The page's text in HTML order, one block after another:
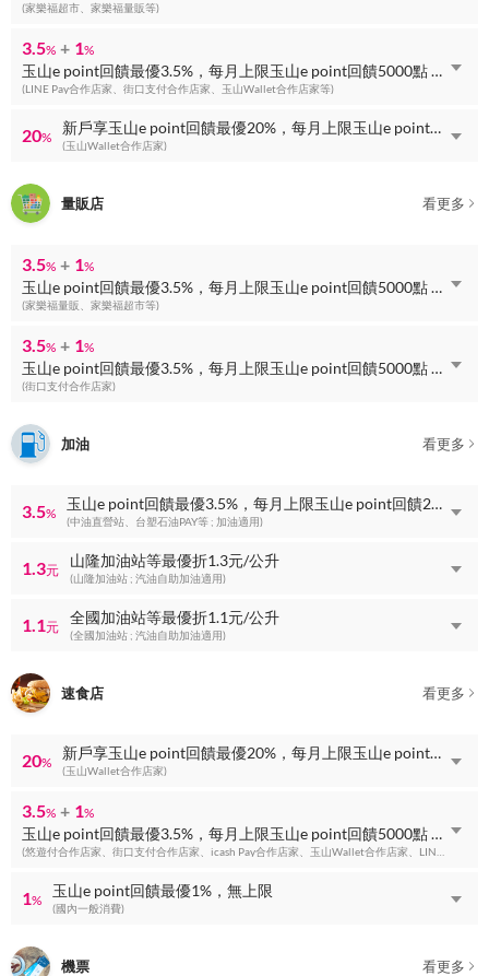
(家樂福超市、家樂福量販等)
3.5% + 1%
玉山e point回饋最優3.5%，每月上限玉山e point回饋5000點 + 玉山e point回饋最優1%，無上限
(LINE Pay合作店家、街口支付合作店家、玉山Wallet合作店家等)
20%
新戶享玉山e point回饋最優20%，每月上限玉山e point回饋300點
(玉山Wallet合作店家)
量販店 看更多
3.5% + 1%
玉山e point回饋最優3.5%，每月上限玉山e point回饋5000點 + 玉山e point回饋最優1%，無上限
(家樂福量販、家樂福超市等)
3.5% + 1%
玉山e point回饋最優3.5%，每月上限玉山e point回饋5000點 + 玉山e point回饋最優1%，無上限
(街口支付合作店家)
加油 看更多
3.5%
玉山e point回饋最優3.5%，每月上限玉山e point回饋2000點
(中油直營站、台塑石油PAY等 ; 加油適用)
1.3元
山隆加油站等最優折1.3元/公升
(山隆加油站 ; 汽油自助加油適用)
1.1元
全國加油站等最優折1.1元/公升
(全國加油站 ; 汽油自助加油適用)
速食店 看更多
20%
新戶享玉山e point回饋最優20%，每月上限玉山e point回饋300點
(玉山Wallet合作店家)
3.5% + 1%
玉山e point回饋最優3.5%，每月上限玉山e point回饋5000點 + 玉山e point回饋最優1%，無上限
1%
玉山e point回饋最優1%，無上限
(國內一般消費)
機票 看更多